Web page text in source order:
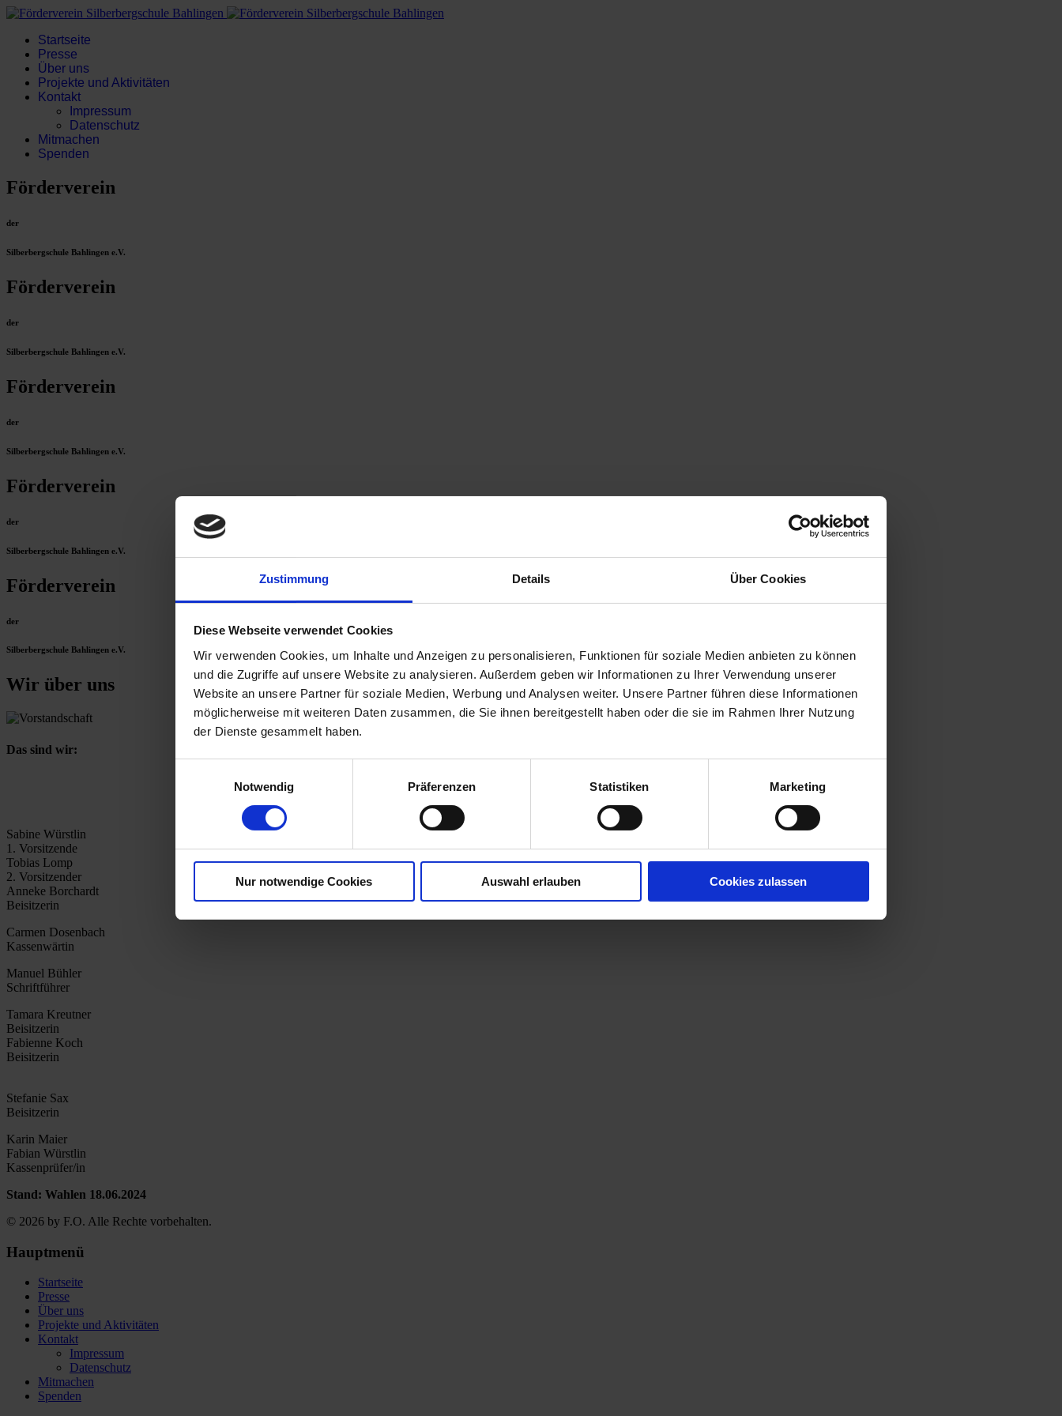
Zustimmung Details Über Cookies
Diese Webseite verwendet Cookies
Wir verwenden Cookies, um Inhalte und Anzeigen zu personalisieren, Funktionen für soziale Medien anbieten zu können
und die Zugriffe auf unsere Website zu analysieren. Außerdem geben wir Informationen zu Ihrer Verwendung unserer
Website an unsere Partner für soziale Medien, Werbung und Analysen weiter. Unsere Partner führen diese Informationen
möglicherweise mit weiteren Daten zusammen, die Sie ihnen bereitgestellt haben oder die sie im Rahmen Ihrer Nutzung
der Dienste gesammelt haben.
Notwendig
Präferenzen Statistiken Marketing
Nur notwendige Cookies Auswahl erlauben Cookies zulassen
Startseite
Presse
Über uns
Projekte und Aktivitäten
Kontakt
Impressum
Datenschutz
Mitmachen
Spenden
Förderverein
der
Silberbergschule Bahlingen e.V.
Förderverein
der
Silberbergschule Bahlingen e.V.
Förderverein
der
Silberbergschule Bahlingen e.V.
Förderverein
der
Silberbergschule Bahlingen e.V.
Förderverein
der
Silberbergschule Bahlingen e.V.
Wir über uns
Das sind wir:
Manuel Bühler, Stefanie Sax, Sabine Würstlin, Carmen Dosenbach, Tobias Lomp, Tamara Kreutner, (v.l.n.r.)
Nicht im Bild:
Anneke Borchardt
Sabine Würstlin
1. Vorsitzende
Tobias Lomp
2. Vorsitzender
Anneke Borchardt
Beisitzerin
Carmen Dosenbach
Kassenwärtin
Manuel Bühler
Schriftführer
Tamara Kreutner
Beisitzerin
Fabienne Koch
Beisitzerin
Stefanie Sax
Beisitzerin
Karin Maier
Fabian Würstlin
Kassenprüfer/in
Stand: Wahlen 18.06.2024
© 2026 by F.O. Alle Rechte vorbehalten.
Hauptmenü
Startseite
Presse
Über uns
Projekte und Aktivitäten
Kontakt
Impressum
Datenschutz
Mitmachen
Spenden